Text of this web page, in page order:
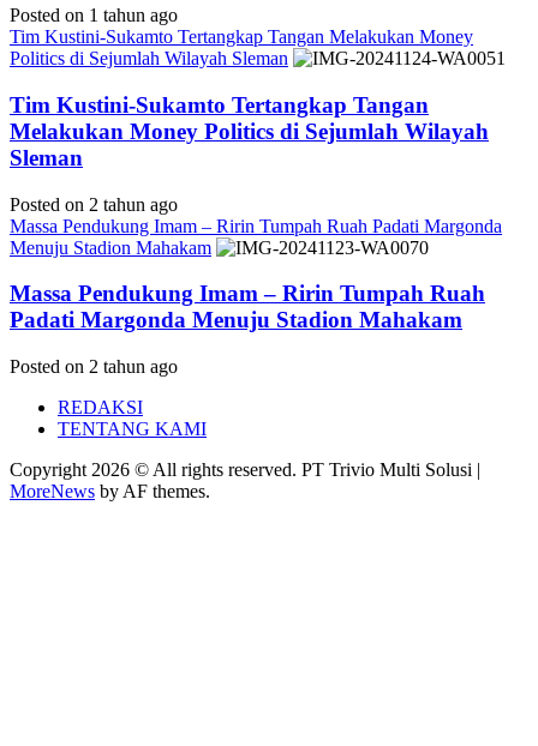
Posted on 1 tahun ago
Tim Kustini-Sukamto Tertangkap Tangan Melakukan Money
Politics di Sejumlah Wilayah Sleman
Tim Kustini-Sukamto Tertangkap Tangan
Melakukan Money Politics di Sejumlah Wilayah
Sleman
Posted on 2 tahun ago
Massa Pendukung Imam – Ririn Tumpah Ruah Padati Margonda
Menuju Stadion Mahakam
Massa Pendukung Imam – Ririn Tumpah Ruah
Padati Margonda Menuju Stadion Mahakam
Posted on 2 tahun ago
REDAKSI
TENTANG KAMI
Copyright 2026 © All rights reserved. PT Trivio Multi Solusi |
MoreNews by AF themes.